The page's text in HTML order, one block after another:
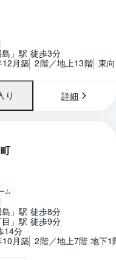
」駅 徒歩3分
月築 2階／地上13階 東
り 詳細
間取り
ム
」駅 徒歩8分
」駅 徒歩9分
14分
月築 2階／地上7階 地下1